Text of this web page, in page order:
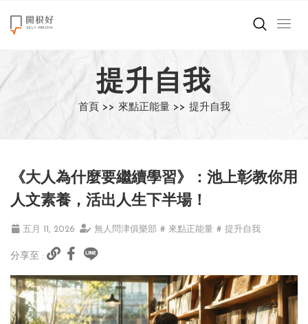
來點正能量
世界在想什麼
創造美好生活
職場商業經濟
影片專區
關於我們
提升自我
首頁 >> 來點正能量 >> 提升自我
《大人為什麼要繼續學習》：池上彰教你用
人文素養，活出人生下半場！
五月 11, 2026 無人問津俱樂部 # 來點正能量 # 提升自我
分享至 :